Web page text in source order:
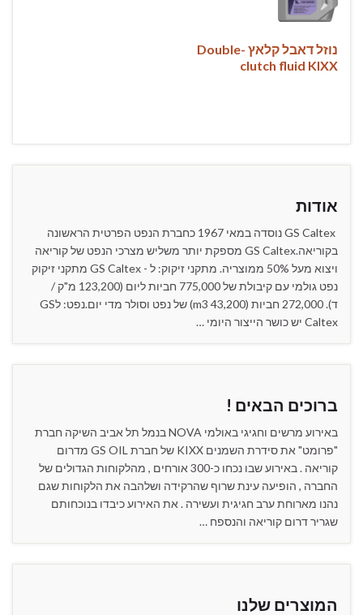
נוזל דאבל קלאץ Double-
clutch fluid KIXX
אודות
GS Caltex נוסדה במאי 1967 כחברת הנפט הפרטית הראשונה
בקוריאה.GS Caltex מספקת יותר משליש מצרכי הנפט של קוריאה
ויצוא מעל 50% ממוצריה. מתקני זיקוק: ל - GS Caltex מתקני זיקוק
נפט גולמי עם קיבולת של 775,000 חביות ליום (123,200 מ"ק /
ד). 272,000 חביות (43,200 m3) של נפט וסולר מדי יום.נפט: לGS
Caltex יש כושר הייצור היומי …
ברוכים הבאים !
באירוע מרשים וחגיגי באולמי NOVA בנמל תל אביב השיקה חברת
"פרומט" את סידרת השמנים KIXX של חברת GS OIL מדרום
קוריאה . באירוע שבו נכחו כ-300 אורחים , מהלקוחות הגדולים של
החברה , הופיעה עינת שרוף שהרקידה ושלהבה את הלקוחות שגם
נהנו מארוחת ערב חגיגית ועשירה . את האירוע כיבדו בנוכחותם
שגריר דרום קוריאה והנספח …
המוצרים שלנו